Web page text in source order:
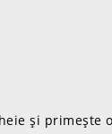
și primește